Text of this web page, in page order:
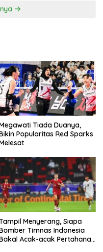
Tiada Duanya,
Popularitas Red Sparks
Menyerang, Siapa
Timnas Indonesia
Acak-acak Pertahanan